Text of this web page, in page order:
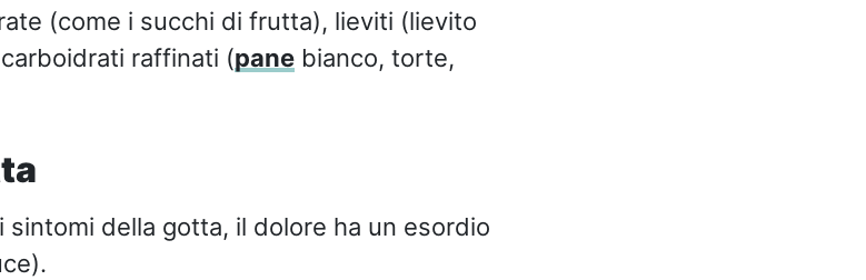
(come i succhi di frutta), lieviti (lievito
raffinati (panebianco, torte,
della gotta, il dolore ha un esordio